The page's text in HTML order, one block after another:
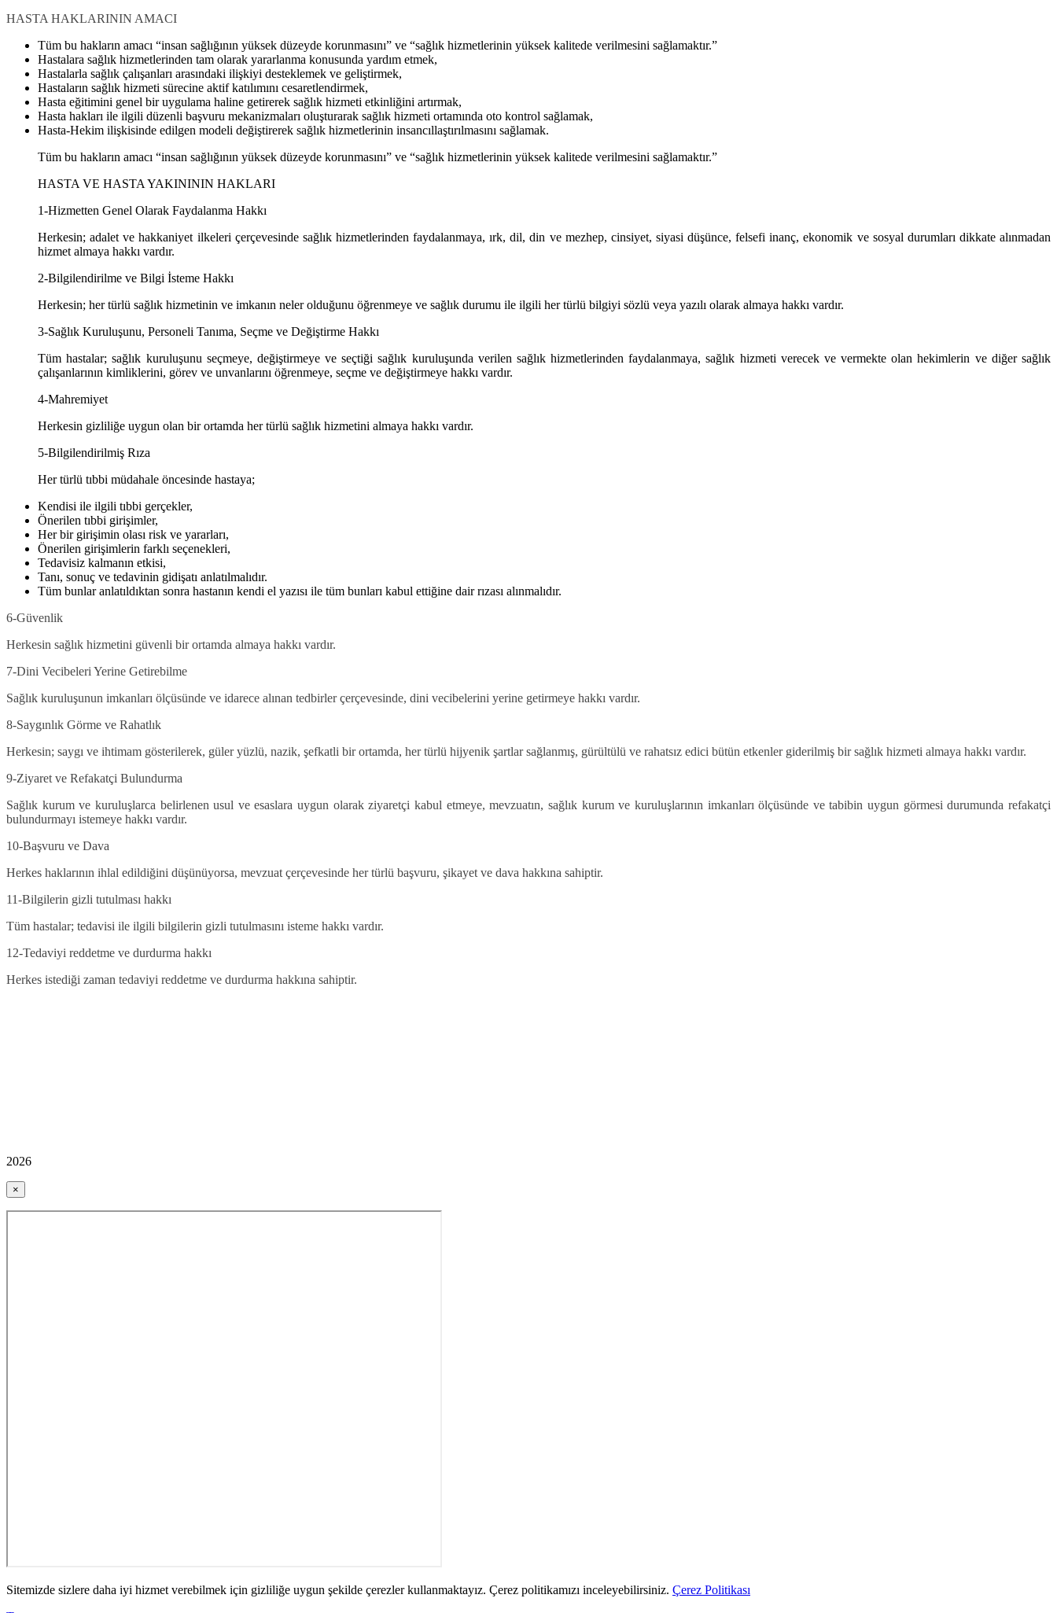
HASTA HAKLARININ AMACI
Tüm bu hakların amacı “insan sağlığının yüksek düzeyde korunmasını” ve “sağlık hizmetlerinin yüksek kalitede verilmesini sağlamaktır.”
Hastalara sağlık hizmetlerinden tam olarak yararlanma konusunda yardım etmek,
Hastalarla sağlık çalışanları arasındaki ilişkiyi desteklemek ve geliştirmek,
Hastaların sağlık hizmeti sürecine aktif katılımını cesaretlendirmek,
Hasta eğitimini genel bir uygulama haline getirerek sağlık hizmeti etkinliğini artırmak,
Hasta hakları ile ilgili düzenli başvuru mekanizmaları oluşturarak sağlık hizmeti ortamında oto kontrol sağlamak,
Hasta-Hekim ilişkisinde edilgen modeli değiştirerek sağlık hizmetlerinin insancıllaştırılmasını sağlamak.
Tüm bu hakların amacı “insan sağlığının yüksek düzeyde korunmasını” ve “sağlık hizmetlerinin yüksek kalitede verilmesini sağlamaktır.”
HASTA VE HASTA YAKINININ HAKLARI
1-Hizmetten Genel Olarak Faydalanma Hakkı
Herkesin; adalet ve hakkaniyet ilkeleri çerçevesinde sağlık hizmetlerinden faydalanmaya, ırk, dil, din ve mezhep, cinsiyet, siyasi düşünce, felsefi inanç, ekonomik ve sosyal durumları dikkate alınmadan
hizmet almaya hakkı vardır.
2-Bilgilendirilme ve Bilgi İsteme Hakkı
Herkesin; her türlü sağlık hizmetinin ve imkanın neler olduğunu öğrenmeye ve sağlık durumu ile ilgili her türlü bilgiyi sözlü veya yazılı olarak almaya hakkı vardır.
3-Sağlık Kuruluşunu, Personeli Tanıma, Seçme ve Değiştirme Hakkı
Tüm hastalar; sağlık kuruluşunu seçmeye, değiştirmeye ve seçtiği sağlık kuruluşunda verilen sağlık hizmetlerinden faydalanmaya, sağlık hizmeti verecek ve vermekte olan hekimlerin ve diğer sağlık
çalışanlarının kimliklerini, görev ve unvanlarını öğrenmeye, seçme ve değiştirmeye hakkı vardır.
4-Mahremiyet
Herkesin gizliliğe uygun olan bir ortamda her türlü sağlık hizmetini almaya hakkı vardır.
5-Bilgilendirilmiş Rıza
Her türlü tıbbi müdahale öncesinde hastaya;
Kendisi ile ilgili tıbbi gerçekler,
Önerilen tıbbi girişimler,
Her bir girişimin olası risk ve yararları,
Önerilen girişimlerin farklı seçenekleri,
Tedavisiz kalmanın etkisi,
Tanı, sonuç ve tedavinin gidişatı anlatılmalıdır.
Tüm bunlar anlatıldıktan sonra hastanın kendi el yazısı ile tüm bunları kabul ettiğine dair rızası alınmalıdır.
6-Güvenlik
Herkesin sağlık hizmetini güvenli bir ortamda almaya hakkı vardır.
7-Dini Vecibeleri Yerine Getirebilme
Sağlık kuruluşunun imkanları ölçüsünde ve idarece alınan tedbirler çerçevesinde, dini vecibelerini yerine getirmeye hakkı vardır.
8-Saygınlık Görme ve Rahatlık
Herkesin; saygı ve ihtimam gösterilerek, güler yüzlü, nazik, şefkatli bir ortamda, her türlü hijyenik şartlar sağlanmış, gürültülü ve rahatsız edici bütün etkenler giderilmiş bir sağlık hizmeti almaya hakkı vardır.
9-Ziyaret ve Refakatçi Bulundurma
Sağlık kurum ve kuruluşlarca belirlenen usul ve esaslara uygun olarak ziyaretçi kabul etmeye, mevzuatın, sağlık kurum ve kuruluşlarının imkanları ölçüsünde ve tabibin uygun görmesi durumunda refakatçi
bulundurmayı istemeye hakkı vardır.
10-Başvuru ve Dava
Herkes haklarının ihlal edildiğini düşünüyorsa, mevzuat çerçevesinde her türlü başvuru, şikayet ve dava hakkına sahiptir.
11-Bilgilerin gizli tutulması hakkı
Tüm hastalar; tedavisi ile ilgili bilgilerin gizli tutulmasını isteme hakkı vardır.
12-Tedaviyi reddetme ve durdurma hakkı
Herkes istediği zaman tedaviyi reddetme ve durdurma hakkına sahiptir.
2026
×
Sitemizde sizlere daha iyi hizmet verebilmek için gizliliğe uygun şekilde çerezler kullanmaktayız. Çerez politikamızı inceleyebilirsiniz. Çerez Politikası